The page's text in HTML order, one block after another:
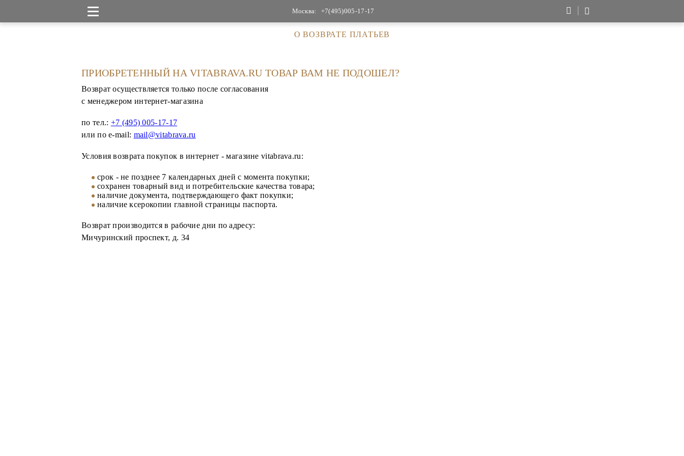
Москва: +7(495)005-17-17
О ВОЗВРАТЕ ПЛАТЬЕВ
ПРИОБРЕТЕННЫЙ НА VITABRAVA.RU ТОВАР ВАМ НЕ ПОДОШЕЛ?
Возврат осуществляется только после согласования
с менеджером интернет-магазина
по тел.: +7 (495) 005-17-17
или по e-mail: mail@vitabrava.ru
Условия возврата покупок в интернет - магазине vitabrava.ru:
срок - не позднее 7 календарных дней с момента покупки;
сохранен товарный вид и потребительские качества товара;
наличие документа, подтверждающего факт покупки;
наличие ксерокопии главной страницы паспорта.
Возврат производится в рабочие дни по адресу:
Мичуринский проспект, д. 34